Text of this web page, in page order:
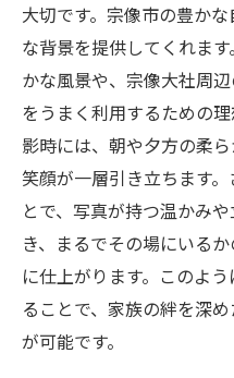
大切です。宗像市の豊か
な背景を提供してくれま
かな風景や、宗像大社周
をうまく利用するための
影時には、朝や夕方の柔
笑顔が一層引き立ちます
とで、写真が持つ温かみ
き、まるでその場にいる
に仕上がります。このよ
ることで、家族の絆を深
が可能です。